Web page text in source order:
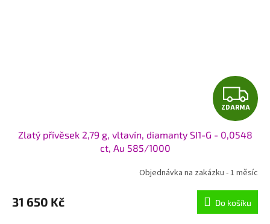
Z
D
A
R
M
ZDARMA
Zlatý přívěsek 2,79 g, vltavín, diamanty SI1-G - 0,0548
ct, Au 585/1000
Objednávka na zakázku - 1 měsíc
31 650 Kč Do košíku